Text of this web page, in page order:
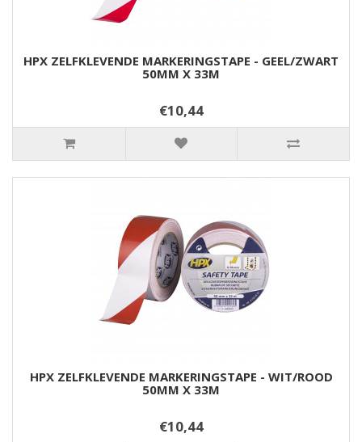
HPX ZELFKLEVENDE MARKERINGSTAPE - GEEL/ZWART
50MM X 33M
€10,44
HPX ZELFKLEVENDE MARKERINGSTAPE - WIT/ROOD
50MM X 33M
€10,44